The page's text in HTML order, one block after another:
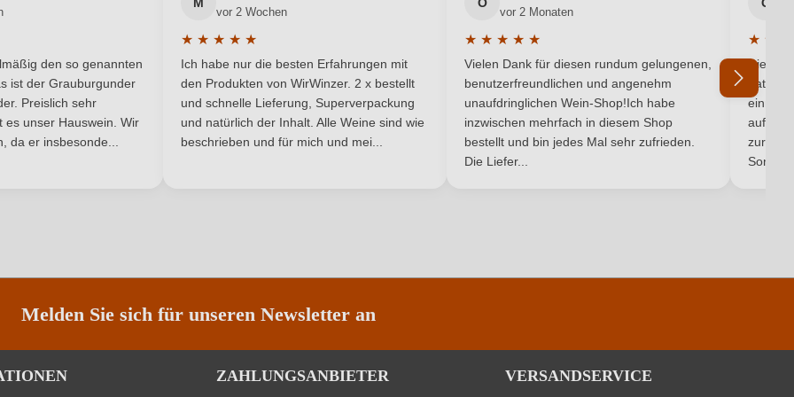
Region
Traubenfarbe Weiß
Coteaux du Layon Weinart Weißwein
Nährwertangaben
7 g
Ich habe mein Passwort vergessen
Sternen
Bewertung von 5 von 5 Sternen
den so genannten
ist der Grauburgunder
Preislich sehr
es unser Hauswein. Wir
da er insbesonde...
vor 2 Wochen
★ ★ ★ ★ ★
Durchschnittliche Bewertung von 5 von 5 Sternen
Ich habe nur die besten Erfahrungen mit
den Produkten von WirWinzer. 2 x bestellt
und schnelle Lieferung, Superverpackung
und natürlich der Inhalt. Alle Weine sind wie
beschrieben und für mich und mei...
vor 2 Monaten
★ ★ ★ ★ ★
Durchschnittliche Bewertung von 5 von 5 Sternen
Vielen Dank für diesen rundum gelungenen,
benutzerfreundlichen und angenehm
unaufdringlichen Wein-Shop!Ich habe
inzwischen mehrfach in diesem Shop
bestellt und bin jedes Mal sehr zufrieden.
Die Liefer...
★ ★
Die
hat
einmal
auf
zurück
Son...
Melden Sie sich für unseren Newsletter an
ZAHLUNGSANBIETER VERSANDSERVICE